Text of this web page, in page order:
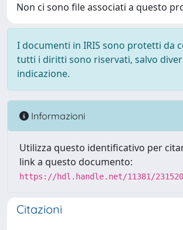
Non ci sono file associati a questo
I documenti in IRIS sono protetti da
tutti i diritti sono riservati, salvo
indicazione.
Informazioni
Utilizza questo identificativo per
link a questo documento:
https://hdl.handle.net/11381/
Citazioni